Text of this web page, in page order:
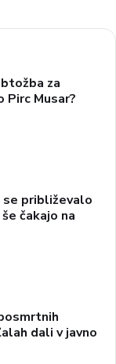
za
Pirc Musar?
se približevalo
čakajo na
dali v javno